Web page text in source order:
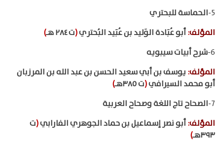
5- الحماسة للبحتري
المؤلف:أبو عُبَادة الوَليد بن عُبَيد البُحتري(ت ٢٨٤ هـ
)
6- شرح أبيات سيبويه
المؤلف: يوسف بن أبي سعيد الحسن بن عبد الله بن المرزبان
أبو محمد السيرافي(ت ٣٨٥هـ
)
7- الصحاح تاج اللغة وصحاح العربية
المؤلف:أبو نصر إسماعيل بن حماد الجوهري الفارابي(ت
٣٩٣هـ
)